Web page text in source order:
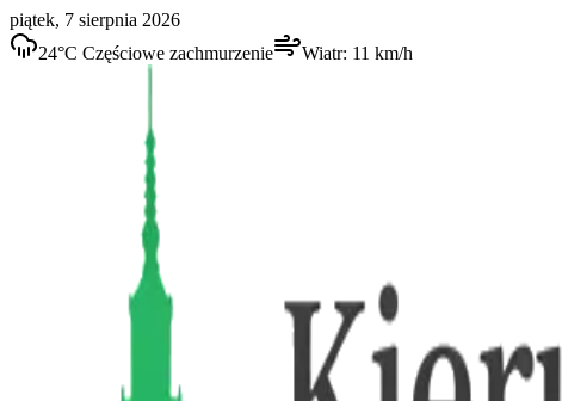
piątek, 7 sierpnia 2026
24°C Częściowe zachmurzenie Wiatr: 11 km/h